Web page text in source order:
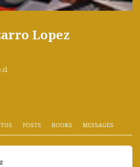
Lopez
POSTS BOOKS MESSAGES